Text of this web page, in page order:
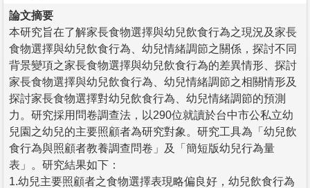
論文摘要
本研究旨在了解家長食物選擇與幼兒飲食行為之現況及家長
食物選擇與幼兒飲食行為、幼兒情緒調節之關係，探討不同
背景變項之家長食物選擇與幼兒飲食行為的差異情形、探討
家長食物選擇與幼兒飲食行為、幼兒情緒調節之相關情形及
探討家長食物選擇對幼兒飲食行為、幼兒情緒調節的預測
力。研究採用問卷調查法，以290位就讀於台中市公私立幼
兒園之幼兒的主要照顧者為研究對象。研究工具為「幼兒飲
食行為與照顧者教養調查問卷」及「簡短版幼兒行為量
表」。研究結果如下：
1.幼兒主要照顧者之食物選擇表現略偏良好，幼兒飲食行為